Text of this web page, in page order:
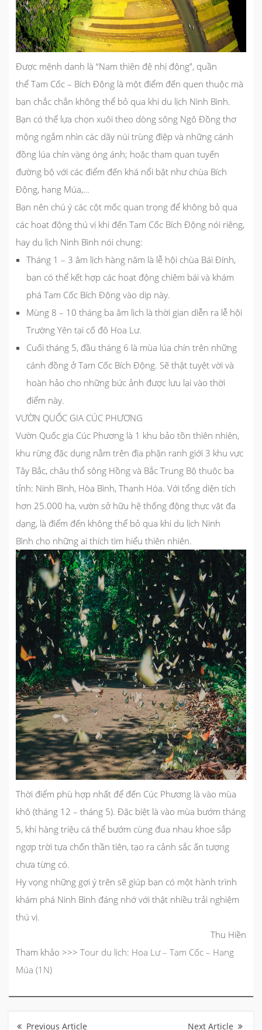
Được mệnh danh là “Nam thiên đệ nhị động”, quần
thể Tam Cốc – Bích Động là một điểm đến quen thuộc mà
bạn chắc chắn không thể bỏ qua khi du lịch Ninh Bình.
Bạn có thể lựa chọn xuôi theo dòng sông Ngô Đồng thơ
mộng ngắm nhìn các dãy núi trùng điệp và những cánh
đồng lúa chín vàng óng ánh; hoặc tham quan tuyến
đường bộ với các điểm đến khá nổi bật như chùa Bích
Động, hang Múa,…
Bạn nên chú ý các cột mốc quan trọng để không bỏ qua
các hoạt động thú vị khi đến Tam Cốc Bích Động nói riêng,
hay du lịch Ninh Bình nói chung:
Tháng 1 – 3 âm lịch hàng năm là lễ hội chùa Bái Đính,
bạn có thể kết hợp các hoạt động chiêm bái và khám
phá Tam Cốc Bích Động vào dịp này.
Mùng 8 – 10 tháng ba âm lịch là thời gian diễn ra lễ hội
Trường Yên tại cố đô Hoa Lư.
Cuối tháng 5, đầu tháng 6 là mùa lúa chín trên những
cánh đồng ở Tam Cốc Bích Động. Sẽ thật tuyệt vời và
hoàn hảo cho những bức ảnh được lưu lại vào thời
điểm này.
VƯỜN QUỐC GIA CÚC PHƯƠNG
Vườn Quốc gia Cúc Phương là 1 khu bảo tồn thiên nhiên,
khu rừng đặc dụng nằm trên địa phận ranh giới 3 khu vực
Tây Bắc, châu thổ sông Hồng và Bắc Trung Bộ thuộc ba
tỉnh: Ninh Bình, Hòa Bình, Thanh Hóa. Với tổng diện tích
hơn 25.000 ha, vườn sở hữu hệ thống động thực vật đa
dạng, là điểm đến không thể bỏ qua khi du lịch Ninh
Bình cho những ai thích tìm hiểu thiên nhiên.
Thời điểm phù hợp nhất để đến Cúc Phương là vào mùa
khô (tháng 12 – tháng 5). Đặc biệt là vào mùa bướm tháng
5, khi hàng triệu cá thể bướm cùng đua nhau khoe sắp
ngợp trời tựa chốn thần tiên, tạo ra cảnh sắc ấn tượng
chưa từng có.
Hy vọng những gợi ý trên sẽ giúp bạn có một hành trình
khám phá Ninh Bình đáng nhớ với thật nhiều trải nghiệm
thú vị.
Thu Hiền
Tham khảo >>> Tour du lịch: Hoa Lư – Tam Cốc – Hang
Múa (1N)
hướng